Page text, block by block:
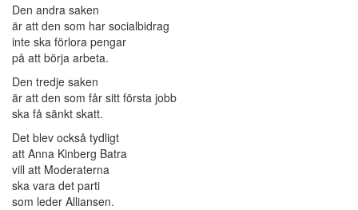
Den andra saken
är att den som har socialbidrag
inte ska förlora pengar
på att börja arbeta.
Den tredje saken
är att den som får sitt första jobb
ska få sänkt skatt.
Det blev också tydligt
att Anna Kinberg Batra
vill att Moderaterna
ska vara det parti
som leder Alliansen.